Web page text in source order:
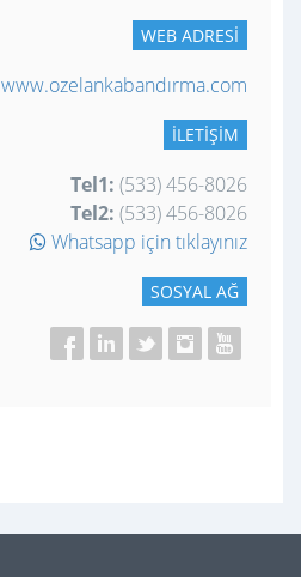
WEB ADRESI
www.ozelankabandırma.com
İLETIŞIM
Tel1: (533) 456-8026
Tel2: (533) 456-8026
Whatsapp için tıklayınız
SOSYAL AĞ